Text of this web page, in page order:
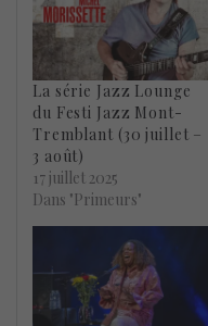
La série Jazz Lounge
du Festi Jazz Mont-
Tremblant (30 juillet –
3 août)
17 juillet 2025
Dans "Primeurs"